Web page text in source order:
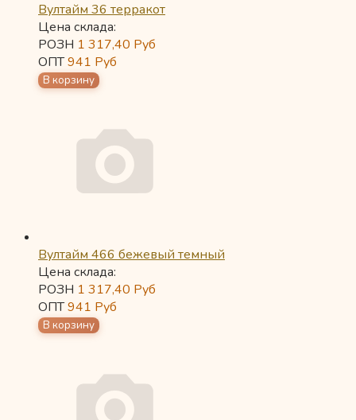
Вултайм 36 терракот
Цена склада:
РОЗН 1 317,40 Руб
ОПТ941 Руб
Вултайм 466 бежевый темный
Цена склада:
РОЗН 1 317,40 Руб
ОПТ941 Руб